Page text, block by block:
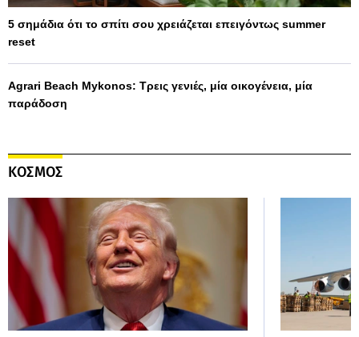
5 σημάδια ότι το σπίτι σου χρειάζεται επειγόντως summer
reset
Agrari Beach Mykonos: Τρεις γενιές, μία οικογένεια, μία
παράδοση
ΚΟΣΜΟΣ